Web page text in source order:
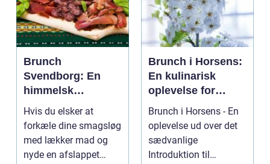
Brunch
Svendborg: En
himmelsk
oplevelse i hjertet
af Danmark
Hvis du elsker at
forkæle dine smagsløg
med lækker mad og
nyde en afslappet
Brunch i Horsens:
En kulinarisk
oplevelse for
eventyrrejsende
og backpackere
Brunch i Horsens - En
oplevelse ud over det
sædvanlige
Introduktion til